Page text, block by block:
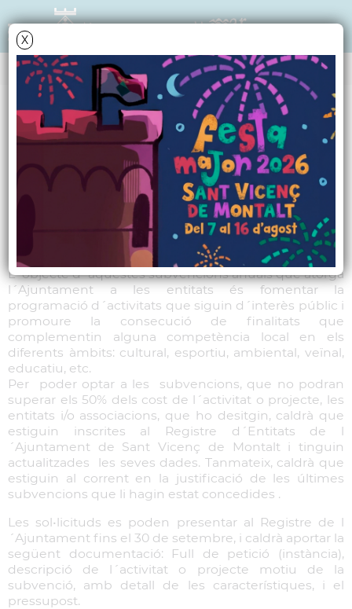
X
SERVEIS A LES PERSONES
Subvencions
econòmiques anuals
per a les entitats
L´objecte d´aquestes subvencions anuals que atorga
l´Ajuntament a les entitats és fomentar la
programació d´activitats que siguin d´interès públic i
promoure la consecució de finalitats que
complementin alguna competència local en els
diferents àmbits: cultural, esportiu, ambiental, veïnal,
educatiu, etc.
Per poder optar a les subvencions, que no podran
superar els 50% dels cost de l´activitat o projecte, les
entitats i/o associacions, que ho desitgin, caldrà que
estiguin inscrites al Registre d´Entitats de l
´Ajuntament de Sant Vicenç de Montalt i tinguin
actualitzades les seves dades. Tanmateix, caldrà que
estiguin al corrent en la justificació de les últimes
subvencions que li hagin estat concedides .
Les sol•licituds es poden presentar al Registre de l
´Ajuntament fins el 30 de setembre, i caldrà aportar la
següent documentació: Full de petició (instància),
descripció de l´activitat o projecte motiu de la
subvenció, amb detall de les característiques, i el
pressupost.